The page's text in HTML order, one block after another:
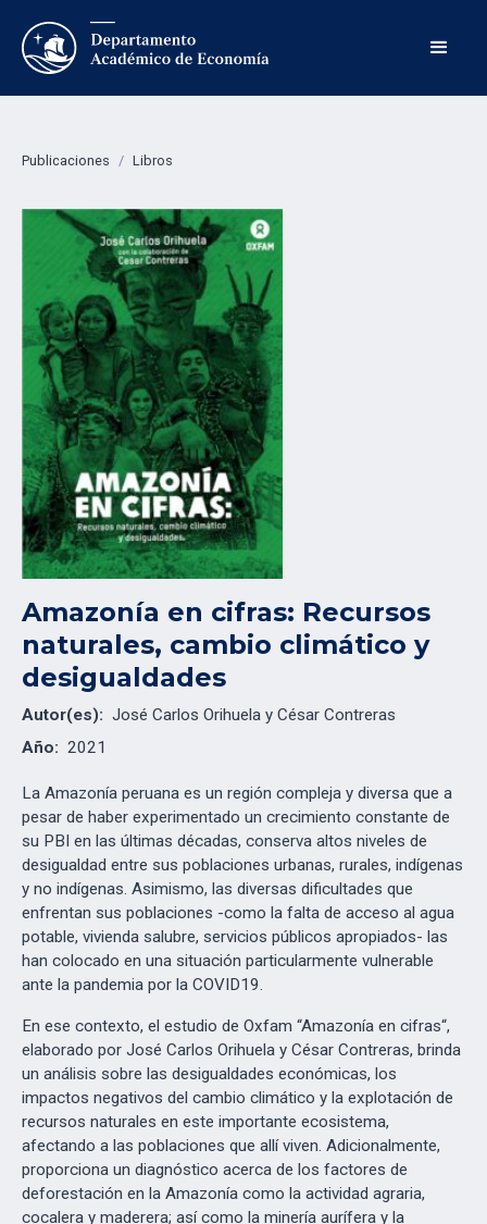
Publicaciones / Libros
Amazonía en cifras: Recursos
naturales, cambio climático y
desigualdades
Autor(es): José Carlos Orihuela y César Contreras
Año: 2021
La Amazonía peruana es un región compleja y diversa que a
pesar de haber experimentado un crecimiento constante de
su PBI en las últimas décadas, conserva altos niveles de
desigualdad entre sus poblaciones urbanas, rurales, indígenas
y no indígenas. Asimismo, las diversas dificultades que
enfrentan sus poblaciones -como la falta de acceso al agua
potable, vivienda salubre, servicios públicos apropiados- las
han colocado en una situación particularmente vulnerable
ante la pandemia por la COVID19.
En ese contexto, el estudio de Oxfam “Amazonía en cifras“,
elaborado por José Carlos Orihuela y César Contreras, brinda
un análisis sobre las desigualdades económicas, los
impactos negativos del cambio climático y la explotación de
recursos naturales en este importante ecosistema,
afectando a las poblaciones que allí viven. Adicionalmente,
proporciona un diagnóstico acerca de los factores de
deforestación en la Amazonía como la actividad agraria,
cocalera y maderera; así como la minería aurífera y la